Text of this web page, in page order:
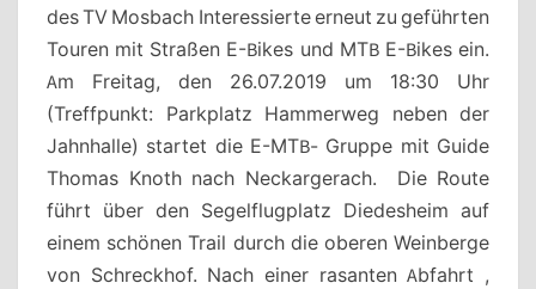
des TV Mosbach Interessierte erneut zu geführten
Touren mit Straßen E-Bikes und MTB E-Bikes ein.
Am Freitag, den 26.07.2019 um 18:30 Uhr
(Treffpunkt: Parkplatz Hammerweg neben der
Jahnhalle) startet die E-MTB- Gruppe mit Guide
Thomas Knoth nach Neckargerach. Die Route
führt über den Segelflugplatz Diedesheim auf
einem schönen Trail durch die oberen Weinberge
von Schreckhof. Nach einer rasanten Abfahrt ,